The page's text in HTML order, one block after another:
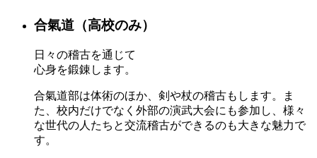
合氣道（高校のみ）
日々の稽古を通じて
心身を鍛錬します。
合氣道部は体術のほか、剣や杖の稽古もします。ま
た、校内だけでなく外部の演武大会にも参加し、様々
な世代の人たちと交流稽古ができるのも大きな魅力で
す。